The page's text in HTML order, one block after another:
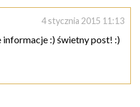
4 stycznia 2015 11:13
:) świetny post! :)